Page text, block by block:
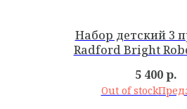
Набор детский 3
Radford Bright
5 400р.
Out of stock